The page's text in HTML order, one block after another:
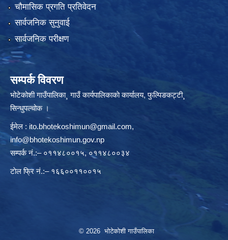
चौमासिक प्रगति प्रतिवेदन
सार्वजनिक सुनुवाई
सार्वजनिक परीक्षण
सम्पर्क विवरण
भोटेकोशी गाउँपालिका¸ गाउँ कार्यपालिकाकाे कार्यालय, फुल्पिङकट्टी¸
सिन्धुपल्चोक ।
ईमेल : ito.bhotekoshimun@gmail.com,
info@bhotekoshimun.gov.np
सम्पर्क नं.:– ०११४८००१५, ०११४८००३४
टाेल फ्रि नं.:– १६६००११००१५
© 2026 भोटेकोशी गाउँपालिका